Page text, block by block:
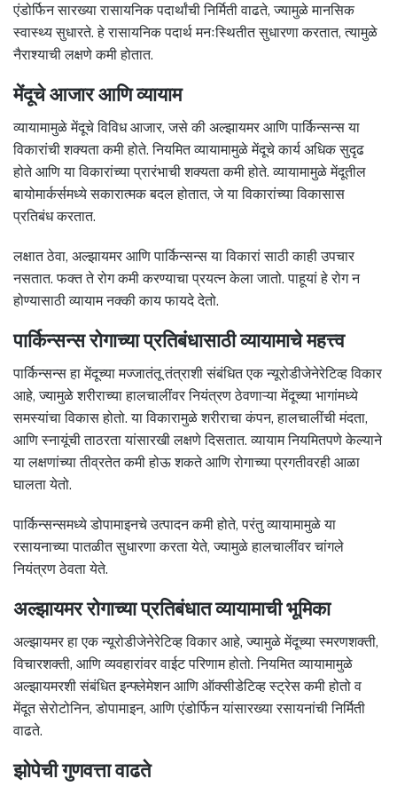
एंडोर्फिन सारख्या रासायनिक पदार्थांची निर्मिती वाढते, ज्यामुळे मानसिक
स्वास्थ्य सुधारते. हे रासायनिक पदार्थ मनःस्थितीत सुधारणा करतात, त्यामुळे
नैराश्याची लक्षणे कमी होतात.
मेंदूचे आजार आणि व्यायाम
व्यायामामुळे मेंदूचे विविध आजार, जसे की अल्झायमर आणि पार्किन्सन्स या
विकारांची शक्यता कमी होते. नियमित व्यायामामुळे मेंदूचे कार्य अधिक सुदृढ
होते आणि या विकारांच्या प्रारंभाची शक्यता कमी होते. व्यायामामुळे मेंदूतील
बायोमार्कर्समध्ये सकारात्मक बदल होतात, जे या विकारांच्या विकासास
प्रतिबंध करतात.
लक्षात ठेवा, अल्झायमर आणि पार्किन्सन्स या विकारां साठी काही उपचार
नसतात. फक्त ते रोग कमी करण्याचा प्रयत्न केला जातो. पाहूयां हे रोग न
होण्यासाठी व्यायाम नक्की काय फायदे देतो.
पार्किन्सन्स रोगाच्या प्रतिबंधासाठी व्यायामाचे महत्त्व
पार्किन्सन्स हा मेंदूच्या मज्जातंतू तंत्राशी संबंधित एक न्यूरोडीजेनेरेटिव्ह विकार
आहे, ज्यामुळे शरीराच्या हालचालींवर नियंत्रण ठेवणाऱ्या मेंदूच्या भागांमध्ये
समस्यांचा विकास होतो. या विकारामुळे शरीराचा कंपन, हालचालींची मंदता,
आणि स्नायूंची ताठरता यांसारखी लक्षणे दिसतात. व्यायाम नियमितपणे केल्याने
या लक्षणांच्या तीव्रतेत कमी होऊ शकते आणि रोगाच्या प्रगतीवरही आळा
घालता येतो.
पार्किन्सन्समध्ये डोपामाइनचे उत्पादन कमी होते, परंतु व्यायामामुळे या
रसायनाच्या पातळीत सुधारणा करता येते, ज्यामुळे हालचालींवर चांगले
नियंत्रण ठेवता येते.
अल्झायमर रोगाच्या प्रतिबंधात व्यायामाची भूमिका
अल्झायमर हा एक न्यूरोडीजेनेरेटिव्ह विकार आहे, ज्यामुळे मेंदूच्या स्मरणशक्ती,
विचारशक्ती, आणि व्यवहारांवर वाईट परिणाम होतो. नियमित व्यायामामुळे
अल्झायमरशी संबंधित इन्फ्लेमेशन आणि ऑक्सीडेटिव्ह स्ट्रेस कमी होतो व
मेंदूत सेरोटोनिन, डोपामाइन, आणि एंडोर्फिन यांसारख्या रसायनांची निर्मिती
वाढते.
झोपेची गुणवत्ता वाढते